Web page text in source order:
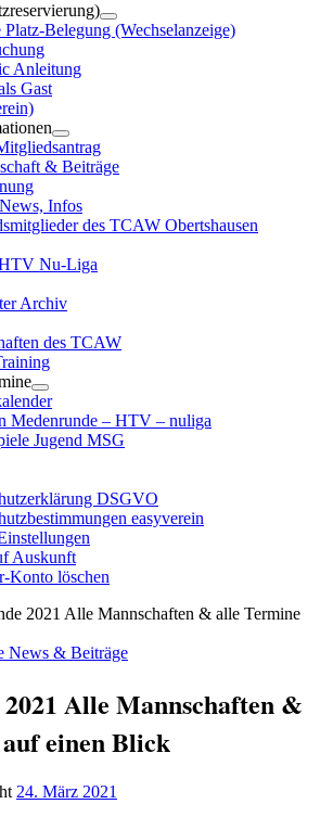
Belegung (Wechselanzeige)
Anleitung
Gast
& Beiträge
Infos
des TCAW Obertshausen
Nu-Liga
Archiv
des TCAW
Medenrunde – HTV – nuliga
Jugend MSG
DSGVO
easyverein
Auskunft
Konto löschen
2021 Alle Mannschaften & alle Termine
News & Beiträge
Alle Mannschaften &
einen Blick
24. März 2021